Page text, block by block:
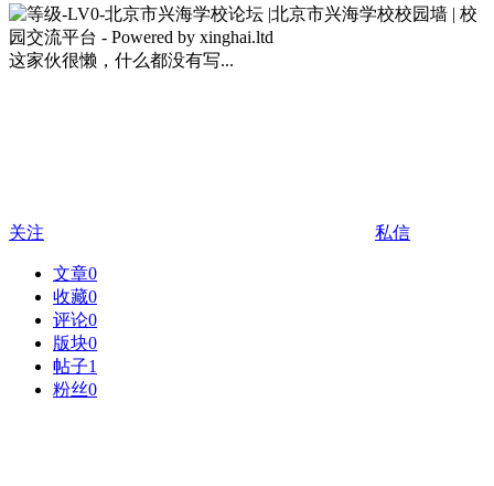
这家伙很懒，什么都没有写...
关注 私信
文章0
收藏0
评论0
版块0
帖子1
粉丝0